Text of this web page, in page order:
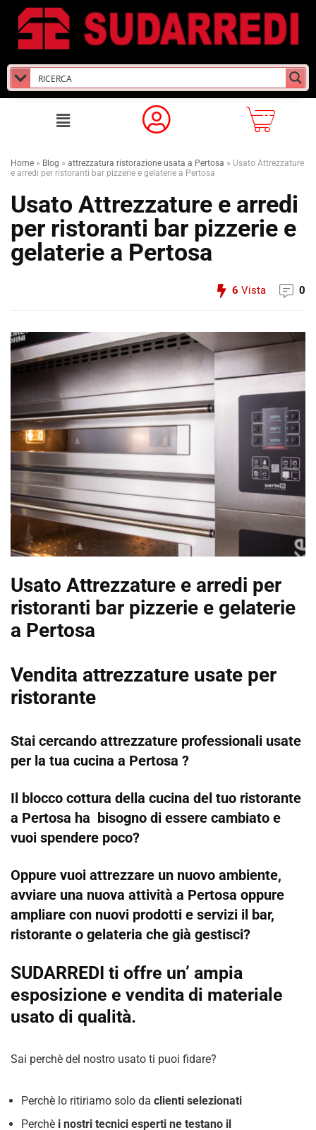
Home » Blog » attrezzatura ristorazione usata a Pertosa » Usato Attrezzature
e arredi per ristoranti bar pizzerie e gelaterie a Pertosa
Usato Attrezzature e arredi
per ristoranti bar pizzerie e
gelaterie a Pertosa
6 Vista 0
Usato Attrezzature e arredi per
ristoranti bar pizzerie e gelaterie
a Pertosa
Vendita attrezzature usate per
ristorante
Stai cercando attrezzature professionali usate
per la tua cucina a Pertosa ?
Il blocco cottura della cucina del tuo ristorante
a Pertosa ha bisogno di essere cambiato e
vuoi spendere poco?
Oppure vuoi attrezzare un nuovo ambiente,
avviare una nuova attività a Pertosa oppure
ampliare con nuovi prodotti e servizi il bar,
ristorante o gelateria che già gestisci?
SUDARREDI ti offre un’ ampia
esposizione e vendita di materiale
usato di qualità.
Sai perchè del nostro usato ti puoi fidare?
Perchè lo ritiriamo solo da clienti selezionati
Perchè i nostri tecnici esperti ne testano il